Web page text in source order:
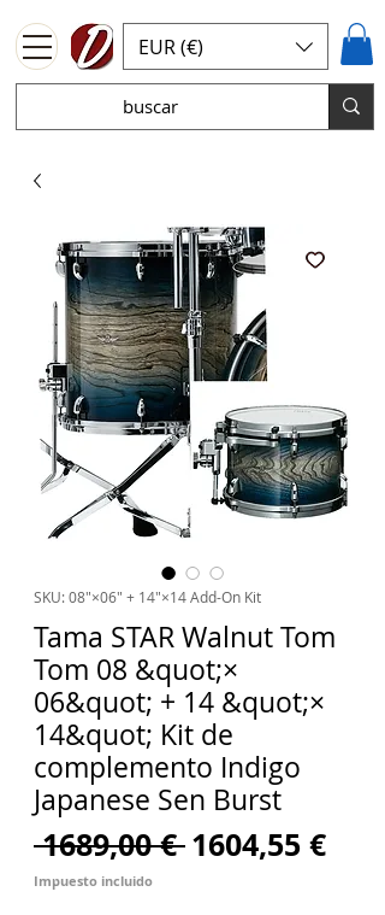
EUR (€)
SKU: 08"×06" + 14"×14 Add-On Kit
Tama STAR Walnut Tom
Tom 08 &quot;×
06&quot; + 14 &quot;×
14&quot; Kit de
complemento Indigo
Japanese Sen Burst
1689,00 € Precio
1604,55 €
Impuesto incluido